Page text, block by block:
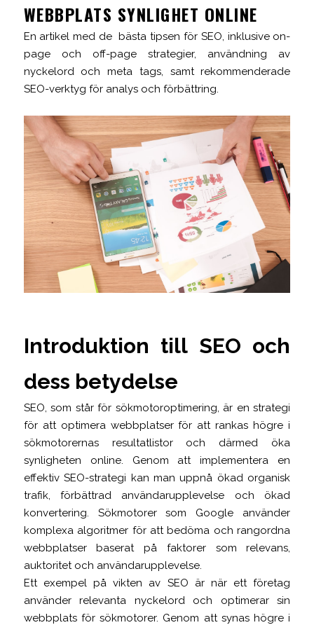
WEBBPLATS SYNLIGHET ONLINE
En artikel med de bästa tipsen för SEO, inklusive on-
page och off-page strategier, användning av
nyckelord och meta tags, samt rekommenderade
SEO-verktyg för analys och förbättring.
Introduktion till SEO och
dess betydelse
SEO, som står för sökmotoroptimering, är en strategi
för att optimera webbplatser för att rankas högre i
sökmotorernas resultatlistor och därmed öka
synligheten online. Genom att implementera en
effektiv SEO-strategi kan man uppnå ökad organisk
trafik, förbättrad användarupplevelse och ökad
konvertering. Sökmotorer som Google använder
komplexa algoritmer för att bedöma och rangordna
webbplatser baserat på faktorer som relevans,
auktoritet och användarupplevelse.
Ett exempel på vikten av SEO är när ett företag
använder relevanta nyckelord och optimerar sin
webbplats för sökmotorer. Genom att synas högre i